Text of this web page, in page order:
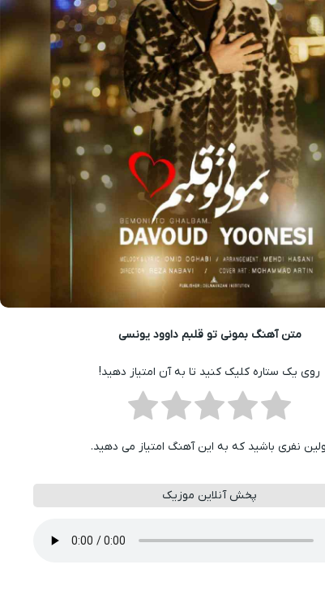
متن آهنگ بمونی تو قلبم داوود یونسی
روی یک ستاره کلیک کنید تا به آن امتیاز دهید!
نفری باشید که به این آهنگ امتیاز می دهید.
پخش آنلاین موزیک